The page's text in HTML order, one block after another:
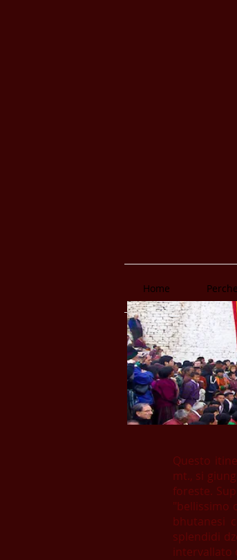
Home
Questo
mt., si
foreste.
"bellissimo
bhutanesi
splendidi
intervallato